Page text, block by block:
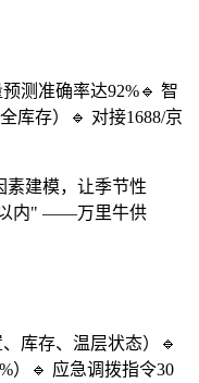
测准确率达92%🔹 智
库存）🔹 对接1688/京
素建模，让季节性
以内" ——万里牛供
库存、温层状态）🔹
）🔹 应急调拨指令30